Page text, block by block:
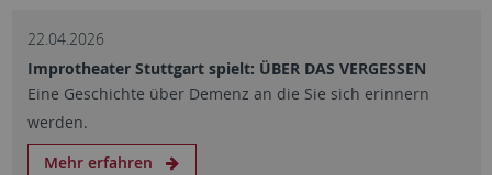
22.04.2026
Improtheater Stuttgart spielt: ÜBER DAS VERGESSEN
Eine Geschichte über Demenz an die Sie sich erinnern
werden.
Mehr erfahren